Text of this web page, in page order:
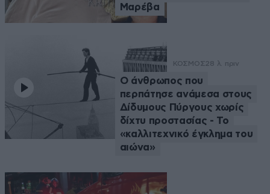
Μαρέβα
ΚΟΣΜΟΣ28 λ. πριν
Ο άνθρωπος που
περπάτησε ανάμεσα στους
Δίδυμους Πύργους χωρίς
δίχτυ προστασίας - Το
«καλλιτεχνικό έγκλημα του
αιώνα»